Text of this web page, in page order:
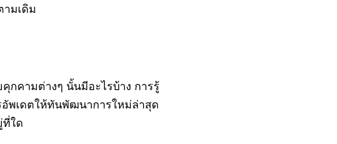
ามเดิม
กคามต่างๆ นั้นมีอะไรบ้าง การรู้
อัพเดตให้ทันพัฒนาการใหม่ล่าสุด
ที่ใด